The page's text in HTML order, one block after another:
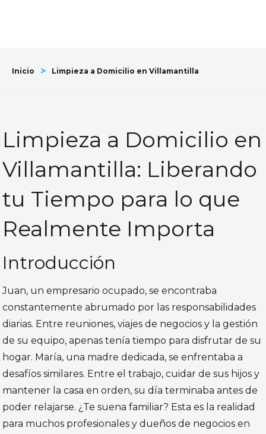
Inicio > Limpieza a Domicilio en Villamantilla
Limpieza a Domicilio en
Villamantilla: Liberando
tu Tiempo para lo que
Realmente Importa
Introducción
Juan, un empresario ocupado, se encontraba
constantemente abrumado por las responsabilidades
diarias. Entre reuniones, viajes de negocios y la gestión
de su equipo, apenas tenía tiempo para disfrutar de su
hogar. María, una madre dedicada, se enfrentaba a
desafíos similares. Entre el trabajo, cuidar de sus hijos y
mantener la casa en orden, su día terminaba antes de
poder relajarse. ¿Te suena familiar? Esta es la realidad
para muchos profesionales y dueños de negocios en